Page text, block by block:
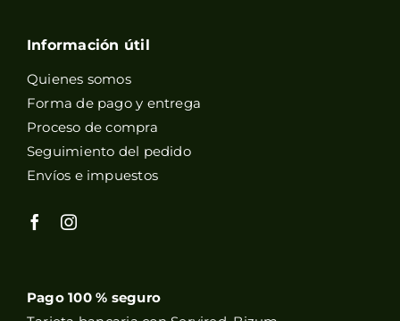
Información útil
Quienes somos
Forma de pago y entrega
Proceso de compra
Seguimiento del pedido
Envíos e impuestos
Pago 100 % seguro